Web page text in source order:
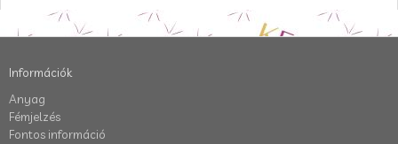
Információk
Anyag
Fémjelzés
Fontos információ